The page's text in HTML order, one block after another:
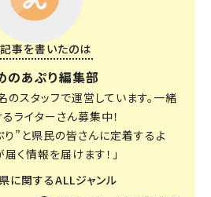
事を書いたのは
のあぷり編集部
スタッフで運営しています。一緒
ライターさん募集中！
り”と県民の皆さんに定着するよ
く情報を届けます！」
に関するALLジャンル